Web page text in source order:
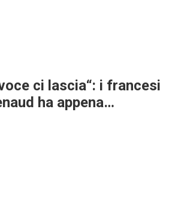
ci lascia“: i francesi
ha appena…